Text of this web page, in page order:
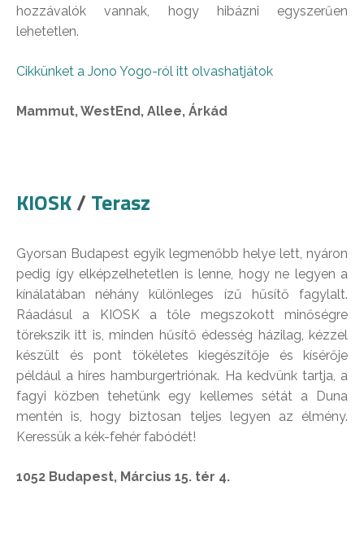
hozzávalók vannak, hogy hibázni egyszerűen
lehetetlen.
Cikkünket a Jono Yogo-ról itt olvashatjátok
Mammut, WestEnd, Allee, Árkád
KIOSK/ Terasz
Gyorsan Budapest egyik legmenőbb helye lett, nyáron
pedig így elképzelhetetlen is lenne, hogy ne legyen a
kínálatában néhány különleges ízű hűsítő fagylalt.
Ráadásul a KIOSK a tőle megszokott minőségre
törekszik itt is, minden hűsítő édesség házilag, kézzel
készült és pont tökéletes kiegészítője és kísérője
például a híres hamburgertriónak. Ha kedvünk tartja, a
fagyi közben tehetünk egy kellemes sétát a Duna
mentén is, hogy biztosan teljes legyen az élmény.
Keressük a kék-fehér fabódét!
1052 Budapest, Március 15. tér 4.